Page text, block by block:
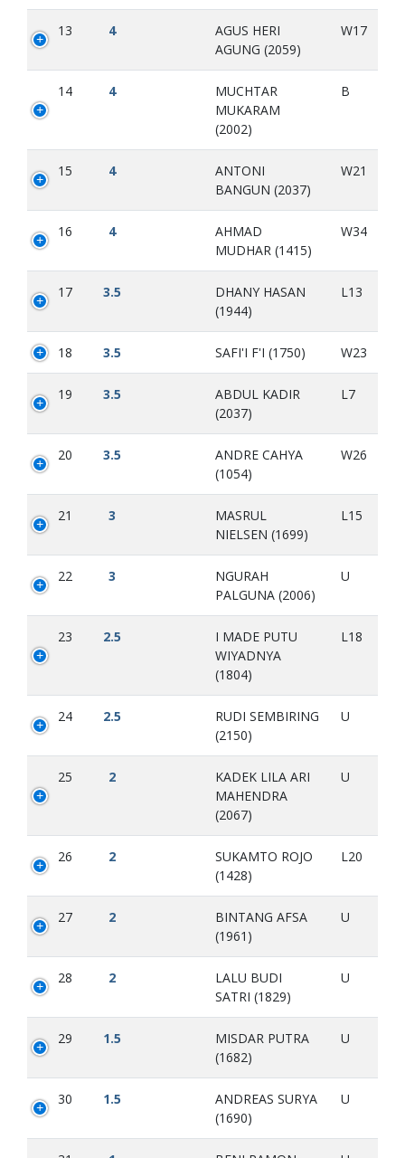
13 4
AGUS HERI
AGUNG (2059)
W17
14 4
MUCHTAR
MUKARAM
(2002)
B
15 4
ANTONI
BANGUN (2037)
W21
16 4
AHMAD
MUDHAR (1415)
W34
17 3.5
DHANY HASAN
(1944)
L13
18 3.5 SAFI'I F'I (1750) W23
19 3.5
ABDUL KADIR
(2037)
L7
20 3.5
ANDRE CAHYA
(1054)
W26
21 3
MASRUL
NIELSEN (1699)
L15
22 3
NGURAH
PALGUNA (2006)
U
23 2.5
I MADE PUTU
WIYADNYA
(1804)
L18
24 2.5
RUDI SEMBIRING
(2150)
U
25 2
KADEK LILA ARI
MAHENDRA
(2067)
U
26 2
SUKAMTO ROJO
(1428)
L20
27 2
BINTANG AFSA
(1961)
U
28 2
LALU BUDI
SATRI (1829)
U
29 1.5
MISDAR PUTRA
(1682)
U
30 1.5
ANDREAS SURYA
(1690)
U